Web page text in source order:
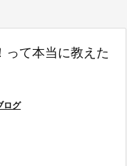
って本当に教えた
ログ